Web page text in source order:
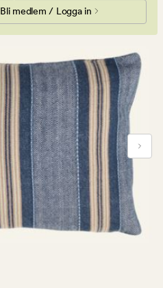
Bli medlem / Logga in